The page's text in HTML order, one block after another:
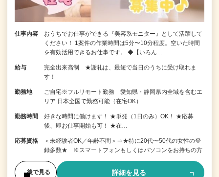
仕事内容
おうちでお仕事ができる『美容系モニター』として活躍して
ください！ 1案件の作業時間は5分〜10分程度。空いた時間
を有効活用できるお仕事です。 ◆【いろん…
給与
完全出来高制 ★謝礼は、最短で当日のうちに受け取れま
す！
勤務地
ご自宅※フルリモート勤務 愛知県・静岡県内全域を含むエ
リア 日本全国で勤務可能（在宅OK）
勤務時間
好きな時間に働けます！ ★単発（1日のみ）OK！ ★応募
後、即お仕事開始も可！ ★在…
応募資格
＜未経験者OK／年齢不問＞⇒★特に20代〜50代の女性の登
録多数★ ※スマートフォンもしくはパソコンをお持ちの方
後で見る 詳細を見る